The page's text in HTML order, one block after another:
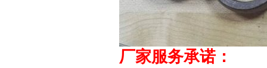
厂家服务承诺：